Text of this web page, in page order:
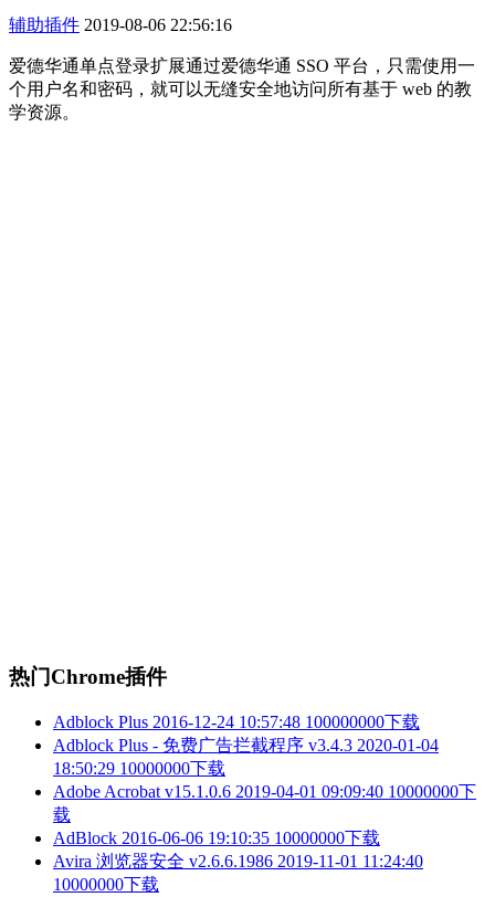
辅助插件 2019-08-06 22:56:16
爱德华通单点登录扩展通过爱德华通 SSO 平台，只需使用一
个用户名和密码，就可以无缝安全地访问所有基于 web 的教
学资源。
热门Chrome插件
Adblock Plus 2016-12-24 10:57:48 100000000下载
Adblock Plus - 免费广告拦截程序 v3.4.3 2020-01-04
18:50:29 10000000下载
Adobe Acrobat v15.1.0.6 2019-04-01 09:09:40 10000000下
载
AdBlock 2016-06-06 19:10:35 10000000下载
Avira 浏览器安全 v2.6.6.1986 2019-11-01 11:24:40
10000000下载